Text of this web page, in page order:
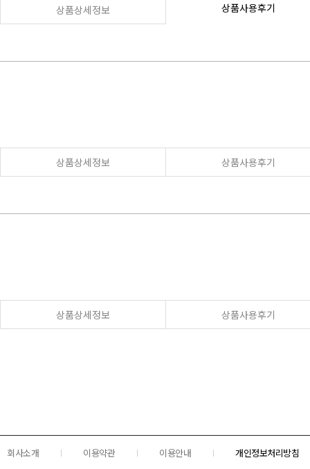
상품상세정보 상품사용후기
상품상세정보 상품사용후기
상품상세정보 상품사용후기
회사소개 이용약관 이용안내 개인정보처리방침